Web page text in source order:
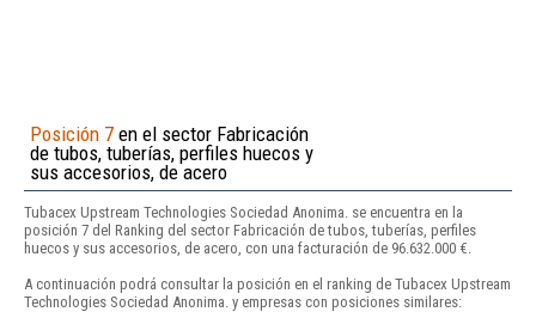
Posición 7 en el sector Fabricación
de tubos, tuberías, perfiles huecos y
sus accesorios, de acero
Tubacex Upstream Technologies Sociedad Anonima. se encuentra en la
posición 7 del Ranking del sector Fabricación de tubos, tuberías, perfiles
huecos y sus accesorios, de acero, con una facturación de 96.632.000 €.
A continuación podrá consultar la posición en el ranking de Tubacex Upstream
Technologies Sociedad Anonima. y empresas con posiciones similares: